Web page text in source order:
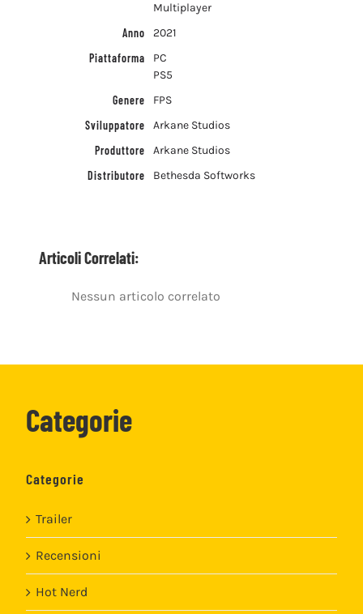
Multiplayer
Anno
2021
Piattaforma
PC
PS5
Genere
FPS
Sviluppatore
Arkane Studios
Produttore
Arkane Studios
Distributore
Bethesda Softworks
Articoli Correlati:
Nessun articolo correlato
Categorie
Categorie
Trailer
Recensioni
Hot Nerd